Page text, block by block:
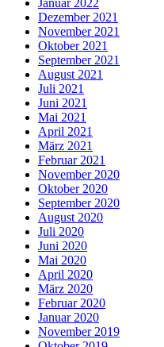
Dezember 2021
November 2021
Oktober 2021
September 2021
August 2021
Juli 2021
Juni 2021
Mai 2021
April 2021
März 2021
Februar 2021
November 2020
Oktober 2020
September 2020
August 2020
Juli 2020
Juni 2020
Mai 2020
April 2020
März 2020
Februar 2020
Januar 2020
November 2019